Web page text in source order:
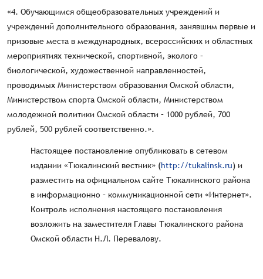
«4. Обучающимся общеобразовательных учреждений и
учреждений дополнительного образования, занявшим первые и
призовые места в международных, всероссийских и областных
мероприятиях технической, спортивной, эколого –
биологической, художественной направленностей,
проводимых Министерством образования Омской области,
Министерством спорта Омской области, Министерством
молодежной политики Омской области – 1000 рублей, 700
рублей, 500 рублей соответственно.».
Настоящее постановление опубликовать в сетевом
издании «Тюкалинский вестник» (http://tukalinsk.ru) и
разместить на официальном сайте Тюкалинского района
в информационно – коммуникационной сети «Интернет».
Контроль исполнения настоящего постановления
возложить на заместителя Главы Тюкалинского района
Омской области Н.Л. Перевалову.